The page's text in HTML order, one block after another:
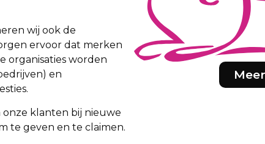
wij ook de
ervoor dat merken
organisaties worden
en
onze klanten bij nieuwe
te geven en te claimen.